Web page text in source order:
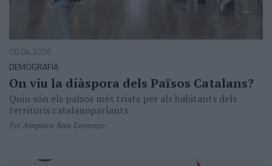
08.04.2026
DEMOGRAFIA
On viu la diàspora dels Països Catalans?
Quin són els països més triats per als habitants dels
territoris catalanoparlants
PerAmparo San Lorenzo